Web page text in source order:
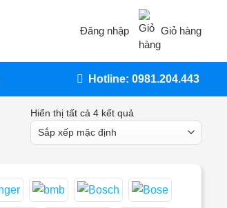
Đăng nhập Giỏ hàng
Hotline: 0981.204.443
Hiển thị tất cả 4 kết quả